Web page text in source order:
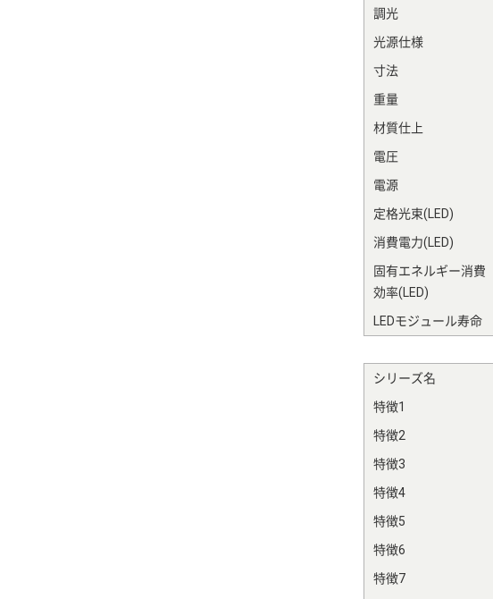
調光
光源仕様
寸法
重量
材質仕上
電圧
電源
定格光束(LED)
消費電力(LED)
固有エネルギー消費
効率(LED)
LEDモジュール寿命
シリーズ名
特徴1
特徴2
特徴3
特徴4
特徴5
特徴6
特徴7